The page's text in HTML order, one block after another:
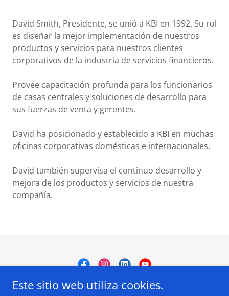
David Smith, Presidente, se unió a KBI en 1992. Su rol
es diseñar la mejor implementación de nuestros
productos y servicios para nuestros clientes
corporativos de la industria de servicios financieros.
Provee capacitación profunda para los funcionarios
de casas centrales y soluciones de desarrollo para
sus fuerzas de venta y gerentes.
David ha posicionado y establecido a KBI en muchas
oficinas corporativas domésticas e internacionales.
David también supervisa el continuo desarrollo y
mejora de los productos y servicios de nuestra
compañía.
Kinder Brothers International
Este sitio web utiliza cookies.